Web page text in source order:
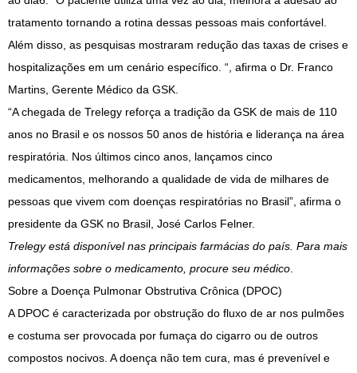
tratamento tornando a rotina dessas pessoas mais confortável.
Além disso, as pesquisas mostraram redução das taxas de crises e
hospitalizações em um cenário específico. “, afirma o Dr. Franco
Martins, Gerente Médico da GSK.
“A chegada de Trelegy reforça a tradição da GSK de mais de 110
anos no Brasil e os nossos 50 anos de história e liderança na área
respiratória. Nos últimos cinco anos, lançamos cinco
medicamentos, melhorando a qualidade de vida de milhares de
pessoas que vivem com doenças respiratórias no Brasil”, afirma o
presidente da GSK no Brasil, José Carlos Felner.
Trelegy está disponível nas principais farmácias do país. Para mais
informações sobre o medicamento, procure seu médico.
Sobre a Doença Pulmonar Obstrutiva Crônica (DPOC)
A DPOC é caracterizada por obstrução do fluxo de ar nos pulmões
e costuma ser provocada por fumaça do cigarro ou de outros
compostos nocivos. A doença não tem cura, mas é prevenível e